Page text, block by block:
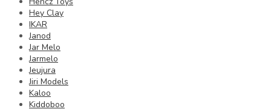
Hey Clay
IKAR
Janod
Jar Melo
Jarmelo
Jeujura
Jiri Models
Kaloo
Kiddoboo